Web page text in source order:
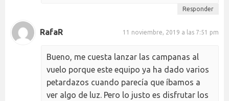
Responder
RafaR 11 noviembre, 2019 a las 7:51 pm
Bueno, me cuesta lanzar las campanas al
vuelo porque este equipo ya ha dado varios
petardazos cuando parecía que íbamos a
ver algo de luz. Pero lo justo es disfrutar los